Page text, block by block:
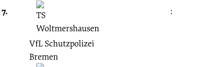
7.
:
VfL Schutzpolizei
Bremen